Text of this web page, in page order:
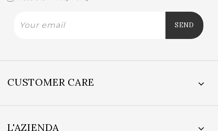
CUSTOMER CARE
L'AZIENDA